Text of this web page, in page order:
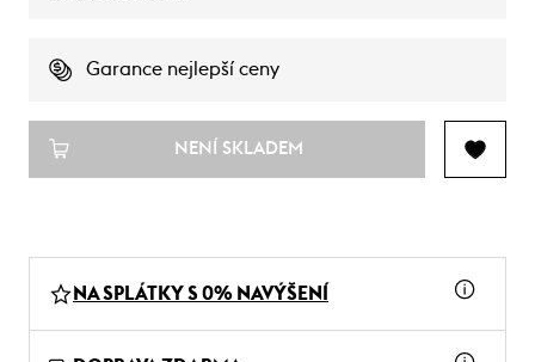
Garance nejlepší ceny
NENÍ SKLADEM
NA SPLÁTKY S 0% NAVÝŠENÍ